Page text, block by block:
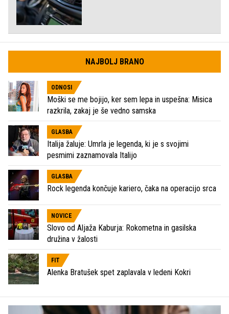
NAJBOLJ BRANO
ODNOSI
Moški se me bojijo, ker sem lepa in uspešna: Misica
razkrila, zakaj je še vedno samska
GLASBA
Italija žaluje: Umrla je legenda, ki je s svojimi
pesmimi zaznamovala Italijo
GLASBA
Rock legenda končuje kariero, čaka na operacijo srca
NOVICE
Slovo od Aljaža Kaburja: Rokometna in gasilska
družina v žalosti
FIT
Alenka Bratušek spet zaplavala v ledeni Kokri